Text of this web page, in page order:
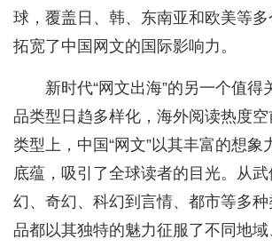
球，覆盖日、韩、东南亚和欧美等
拓宽了中国网文的国际影响力。
新时代“网文出海”的另一个值得
品类型日趋多样化，海外阅读热度
类型上，中国“网文”以其丰富的想象
底蕴，吸引了全球读者的目光。从
幻、奇幻、科幻到言情、都市等多
品都以其独特的魅力征服了不同地